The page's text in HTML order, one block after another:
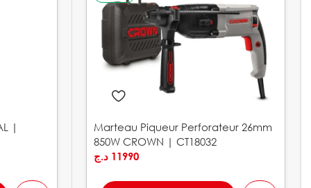
|
Marteau Piqueur Perforateur 26mm
850W CROWN | CT18032
11990 د.ج